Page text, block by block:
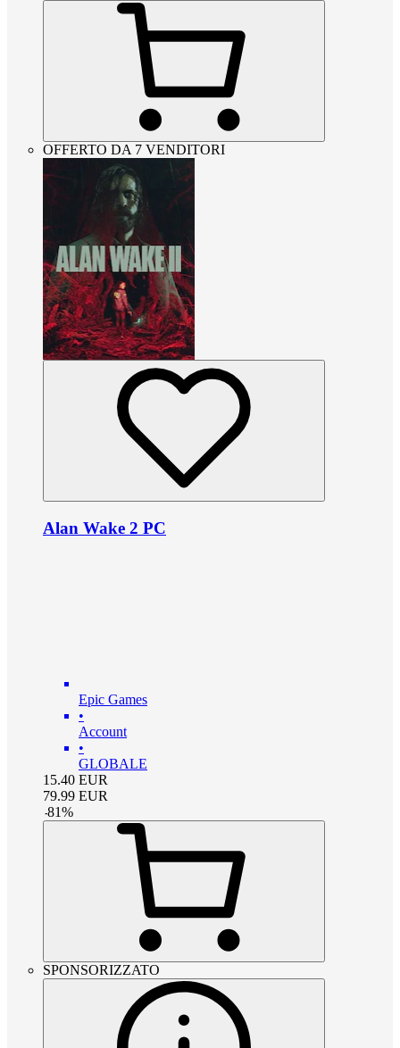
OFFERTO DA 7 VENDITORI
Alan Wake 2 PC
Epic Games
•
Account
•
GLOBALE
15.40 EUR
79.99 EUR
-81%
SPONSORIZZATO